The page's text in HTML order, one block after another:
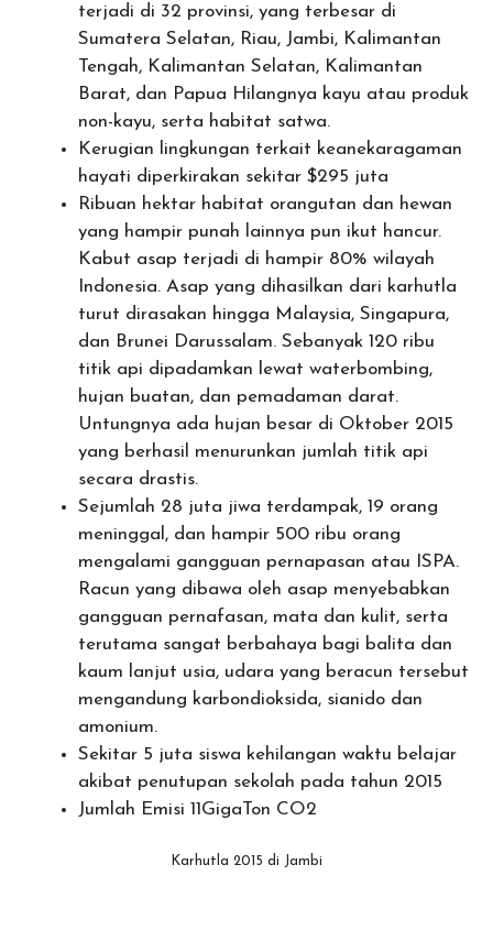
terjadi di 32 provinsi, yang terbesar di
Sumatera Selatan, Riau, Jambi, Kalimantan
Tengah, Kalimantan Selatan, Kalimantan
Barat, dan Papua Hilangnya kayu atau produk
non-kayu, serta habitat satwa.
Kerugian lingkungan terkait keanekaragaman
hayati diperkirakan sekitar $295 juta
Ribuan hektar habitat orangutan dan hewan
yang hampir punah lainnya pun ikut hancur.
Kabut asap terjadi di hampir 80% wilayah
Indonesia. Asap yang dihasilkan dari karhutla
turut dirasakan hingga Malaysia, Singapura,
dan Brunei Darussalam. Sebanyak 120 ribu
titik api dipadamkan lewat waterbombing,
hujan buatan, dan pemadaman darat.
Untungnya ada hujan besar di Oktober 2015
yang berhasil menurunkan jumlah titik api
secara drastis.
Sejumlah 28 juta jiwa terdampak, 19 orang
meninggal, dan hampir 500 ribu orang
mengalami gangguan pernapasan atau ISPA.
Racun yang dibawa oleh asap menyebabkan
gangguan pernafasan, mata dan kulit, serta
terutama sangat berbahaya bagi balita dan
kaum lanjut usia, udara yang beracun tersebut
mengandung karbondioksida, sianido dan
amonium.
Sekitar 5 juta siswa kehilangan waktu belajar
akibat penutupan sekolah pada tahun 2015
Jumlah Emisi 11GigaTon CO2
Karhutla 2015 di Jambi